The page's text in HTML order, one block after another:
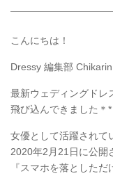
こんにちは！
Dressy 編集部
最新ウェディングドレ
飛び込んできました＊*
女優として活躍されて
2020年2月21日に公開
『スマホを落としただ